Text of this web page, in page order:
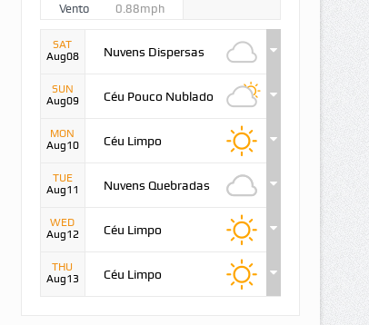
Vento
0.88mph
SAT
Aug08
Nuvens Dispersas
SUN
Aug09
Céu Pouco Nublado
MON
Aug10
Céu Limpo
TUE
Aug11
Nuvens Quebradas
WED
Aug12
Céu Limpo
THU
Aug13
Céu Limpo